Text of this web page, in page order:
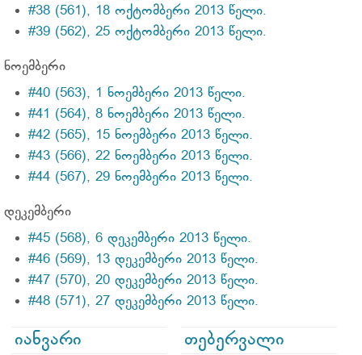
#38 (561), 18 ოქტომბერი 2013 წელი.
#39 (562), 25 ოქტომბერი 2013 წელი.
ნოემბერი
#40 (563), 1 ნოემბერი 2013 წელი.
#41 (564), 8 ნოემბერი 2013 წელი.
#42 (565), 15 ნოემბერი 2013 წელი.
#43 (566), 22 ნოემბერი 2013 წელი.
#44 (567), 29 ნოემბერი 2013 წელი.
დეკემბერი
#45 (568), 6 დეკემბერი 2013 წელი.
#46 (569), 13 დეკემბერი 2013 წელი.
#47 (570), 20 დეკემბერი 2013 წელი.
#48 (571), 27 დეკემბერი 2013 წელი.
იანვარი
თებერვალი